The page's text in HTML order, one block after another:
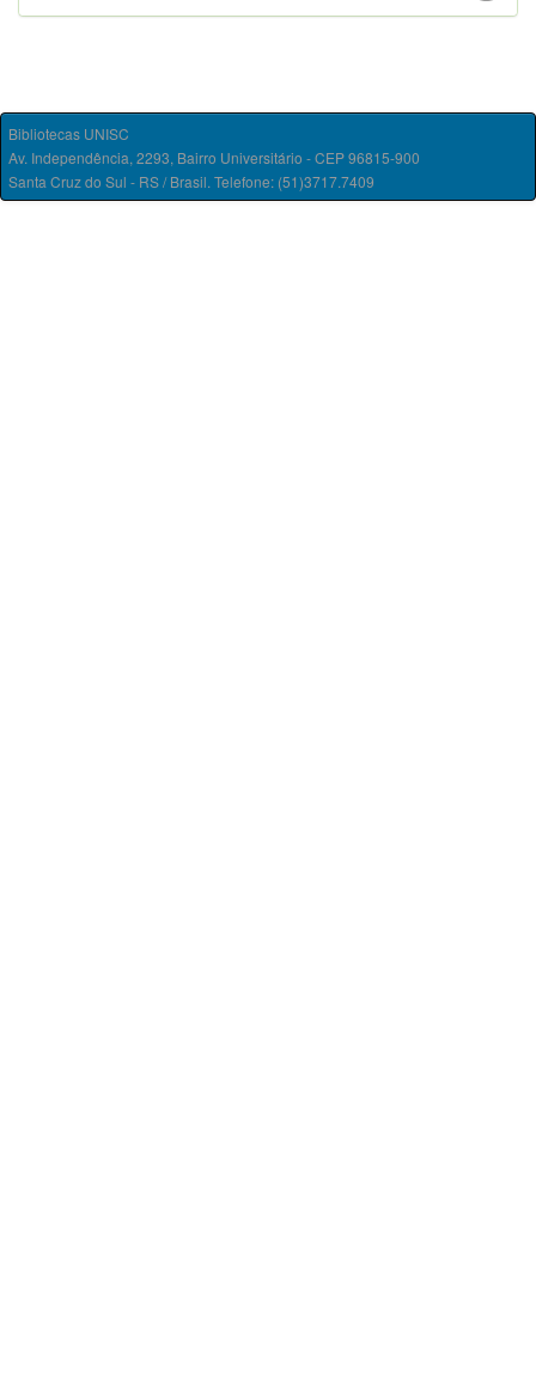
Bibliotecas UNISC
Av. Independência, 2293, Bairro Universitário - CEP 96815-900
Santa Cruz do Sul - RS / Brasil. Telefone: (51)3717.7409